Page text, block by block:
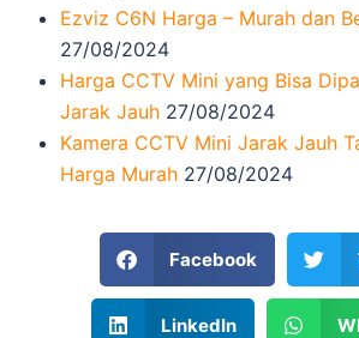
Ezviz C6N Harga – Murah dan
27/08/2024
Harga CCTV Mini yang Bisa
Jarak Jauh 27/08/2024
Kamera CCTV Mini Jarak Jauh
Harga Murah 27/08/2024
Facebook
LinkedIn